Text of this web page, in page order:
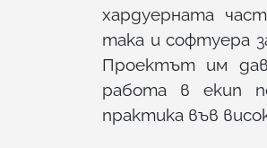
хардуерната
така и софтуера
Проектът им
работа в екип
практика във